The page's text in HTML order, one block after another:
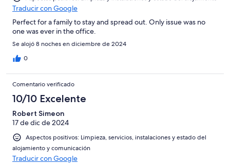
Traducir con Google
Perfect for a family to stay and spread out. Only issue was no
one was ever in the office.
Se alojó 8 noches en diciembre de 2024
0
Comentario verificado
10/10 Excelente
Robert Simeon
17 de dic de 2024
Aspectos positivos: Limpieza, servicios, instalaciones y estado del
alojamiento y comunicación
Traducir con Google